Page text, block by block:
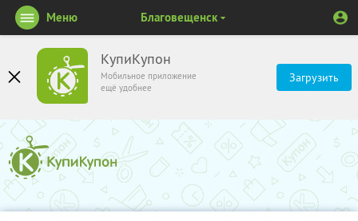
КупиКупон
Мобильное приложение
ещё удобнее
Загрузить
Меню Благовещенск